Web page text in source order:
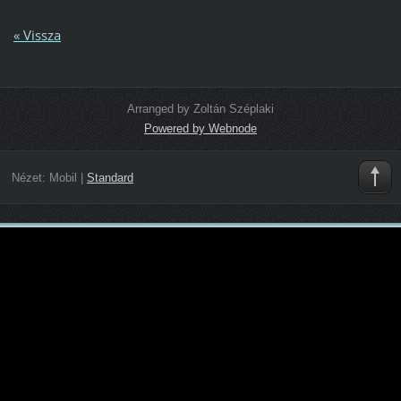
« Vissza
Arranged by Zoltán Széplaki
Powered by Webnode
Nézet: Mobil Standard